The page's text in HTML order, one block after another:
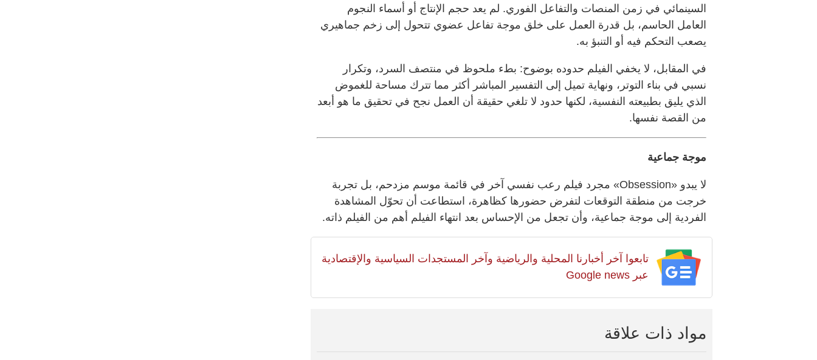
السينمائي في زمن المنصات والتفاعل الفوري. لم يعد حجم الإنتاج أو أسماء النجوم
العامل الحاسم، بل قدرة العمل على خلق موجة تفاعل عضوي تتحول إلى زخم جماهيري
يصعب التحكم فيه أو التنبؤ به.
في المقابل، لا يخفي الفيلم حدوده بوضوح: بطء ملحوظ في منتصف السرد، وتكرار
نسبي في بناء التوتر، ونهاية تميل إلى التفسير المباشر أكثر مما تترك مساحة للغموض
الذي يليق بطبيعته النفسية، لكنها حدود لا تلغي حقيقة أن العمل نجح في تحقيق ما هو أبعد
من القصة نفسها.
موجة جماعية
لا يبدو «Obsession» مجرد فيلم رعب نفسي آخر في قائمة موسم مزدحم، بل تجربة
خرجت من منطقة التوقعات لتفرض حضورها كظاهرة، استطاعت أن تحوّل المشاهدة
الفردية إلى موجة جماعية، وأن تجعل من الإحساس بعد انتهاء الفيلم أهم من الفيلم ذاته.
تابعوا آخر أخبارنا المحلية والرياضية وآخر المستجدات السياسية والإقتصادية
عبر Google news
مواد ذات علاقة